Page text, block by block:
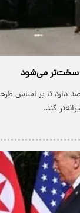
سخت‌تر می‌شود
دارد تا بر اساس
کند.